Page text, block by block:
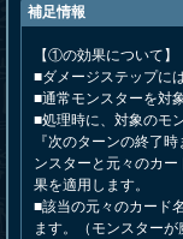
補足情報
【①の効果について】
■ダメージステップに
■通常モンスターを対
■処理時に、対象のモ
『次のターンの終了
ンスターと元々のカ
果を適用します。
■該当の元々のカード
ます。（モンスター